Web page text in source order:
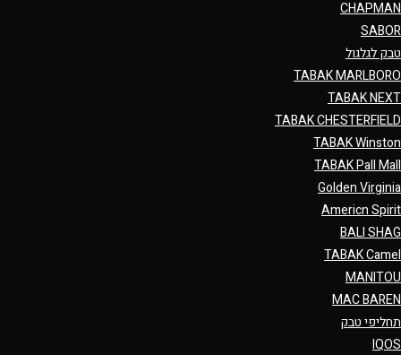
CHAPMAN
SABOR
טבק לגלגול
TABAK MARLBORO
TABAK NEXT
TABAK CHESTERFIELD
TABAK Winston
TABAK Pall Mall
Golden Virginia
Americn Spirit
BALI SHAG
TABAK Camel
MANITOU
MAC BAREN
תחליפי טבק
IQOS